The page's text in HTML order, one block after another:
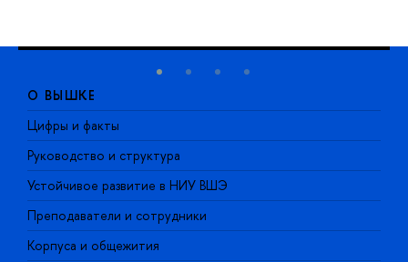
О ВЫШКЕ
Цифры и факты
Руководство и структура
Устойчивое развитие в НИУ ВШЭ
Преподаватели и сотрудники
Корпуса и общежития